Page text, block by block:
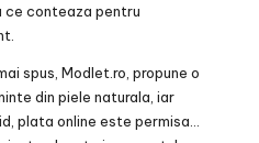
conteaza pentru
spus, Modlet.ro, propune o
din piele naturala, iar
plata online este permisa…